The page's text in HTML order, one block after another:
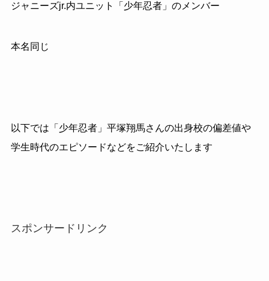
ジャニーズjr.内ユニット「少年忍者」のメンバー
本名同じ
以下では「少年忍者」平塚翔馬さんの出身校の偏差値や
学生時代のエピソードなどをご紹介いたします
スポンサードリンク